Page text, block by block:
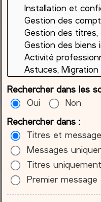
Rechercher dans les
Oui
Non
Rechercher dans :
Titres et
Messages
Titres uniquement
Premier